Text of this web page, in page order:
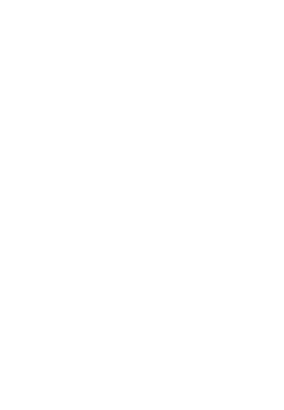
Očekivano, izabranici
mreži Rosića. Ređale su
kada je nakon njegove
Novi šok rpsk išampion je
stiže do Milutina